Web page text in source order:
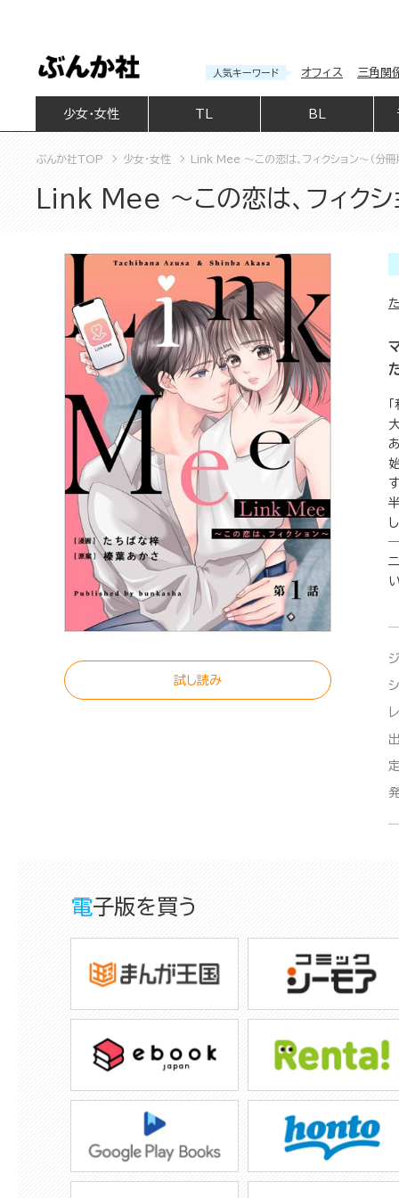
人気キーワード オフィス 三角関
少女・女性 BL
ぶんか社TOP 少女・女性 Link Mee ～この恋は、フィクション～（分冊
Link Mee ～この恋は、フィクシ
試し読み
電子版を買う